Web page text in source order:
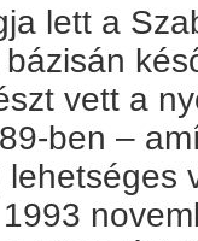
lett a
vett a
ben –